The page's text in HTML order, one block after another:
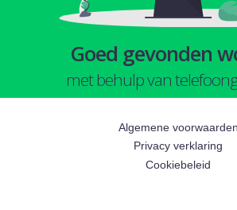
Goed gevonden
met behulp van
Algemene voorwaarden
Privacy verklaring
Cookiebeleid